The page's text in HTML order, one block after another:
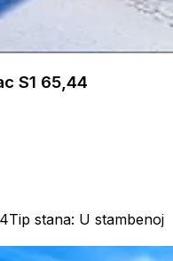
S1 65,44
Tip stana: U stambenoj